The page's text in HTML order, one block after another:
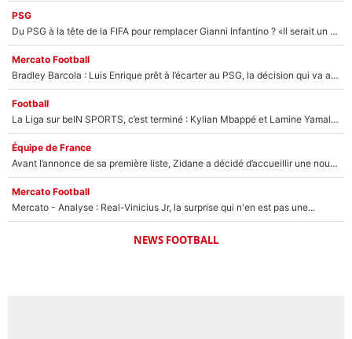
PSG
Du PSG à la tête de la FIFA pour remplacer Gianni Infantino ? «Il serait un mauvais président», le patron de la Liga s'attaque à Nasser Al-Khelaïfi !
Mercato Football
Bradley Barcola : Luis Enrique prêt à l’écarter au PSG, la décision qui va accélérer son transfert à Liverpool ?
Football
La Liga sur beIN SPORTS, c’est terminé : Kylian Mbappé et Lamine Yamal changent de chaîne, «le moment était venu d'ouvrir un nouveau chapitre»
Équipe de France
Avant l’annonce de sa première liste, Zidane a décidé d’accueillir une nouvelle tête en équipe de France
Mercato Football
Mercato - Analyse : Real-Vinicius Jr, la surprise qui n'en est pas une...
NEWS FOOTBALL